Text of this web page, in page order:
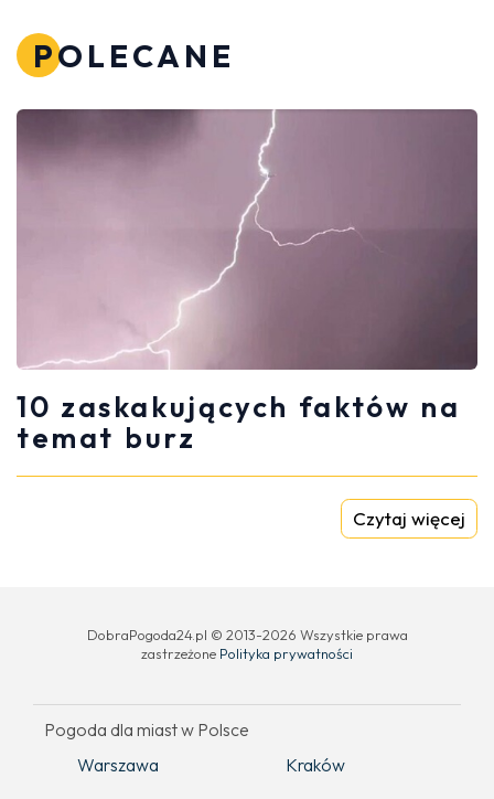
POLECANE
10 zaskakujących faktów na
temat burz
Czytaj więcej
DobraPogoda24.pl © 2013-2026 Wszystkie prawa
zastrzeżone Polityka prywatności
Pogoda dla miast w Polsce
Warszawa
Kraków